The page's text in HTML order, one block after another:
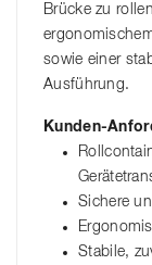
Brücke zu
sowie einer
Ausführung.
Kunden-
Sichere
Stabile,